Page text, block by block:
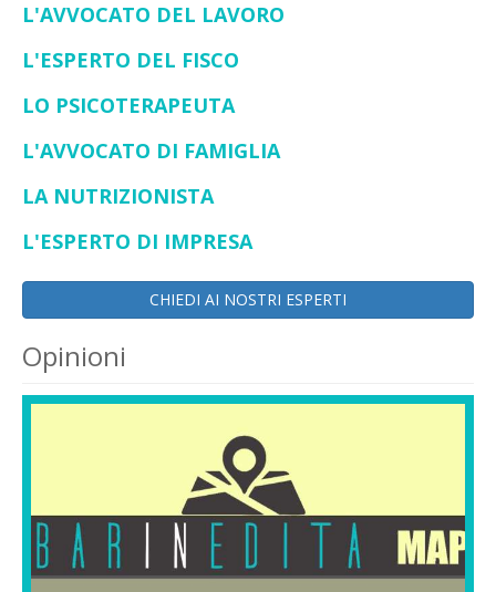
L'AVVOCATO DEL LAVORO
L'ESPERTO DEL FISCO
LO PSICOTERAPEUTA
L'AVVOCATO DI FAMIGLIA
LA NUTRIZIONISTA
L'ESPERTO DI IMPRESA
CHIEDI AI NOSTRI ESPERTI
Opinioni